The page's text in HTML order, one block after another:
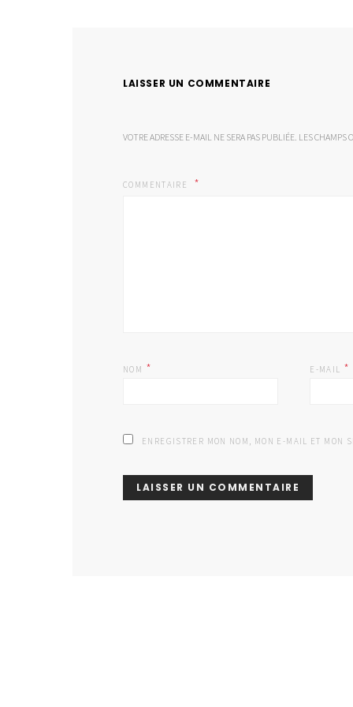
LAISSER UN COMMENTAIRE
VOTRE ADRESSE E-MAIL NE SERA PAS PUBLIÉE. LES CHAMPS
COMMENTAIRE
NOM * E-MAIL *
ENREGISTRER MON NOM, MON E-MAIL ET MON